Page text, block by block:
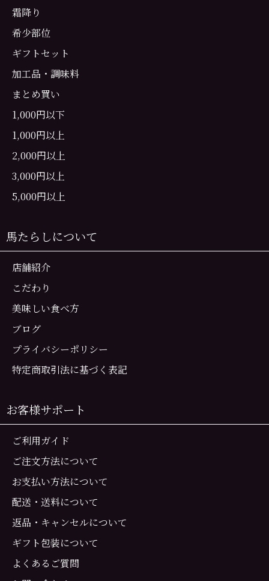
霜降り
希少部位
ギフトセット
加工品・調味料
まとめ買い
1,000円以下
1,000円以上
2,000円以上
3,000円以上
5,000円以上
馬たらしについて
店舗紹介
こだわり
美味しい食べ方
ブログ
プライバシーポリシー
特定商取引法に基づく表記
お客様サポート
ご利用ガイド
ご注文方法について
お支払い方法について
配送・送料について
返品・キャンセルについて
ギフト包装について
よくあるご質問